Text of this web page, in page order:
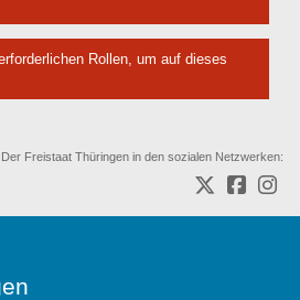
Rollen, um auf dieses
Der Freistaat Thüringen in den sozialen Netzwerken: